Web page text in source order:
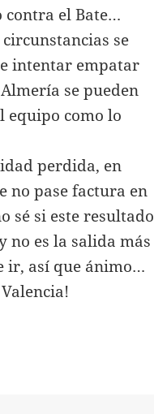
contra el Bate…
se
intentar empatar
se pueden
equipo como lo
perdida, en
no pase factura en
sé si este resultado
no es la salida más
ir, así que ánimo…